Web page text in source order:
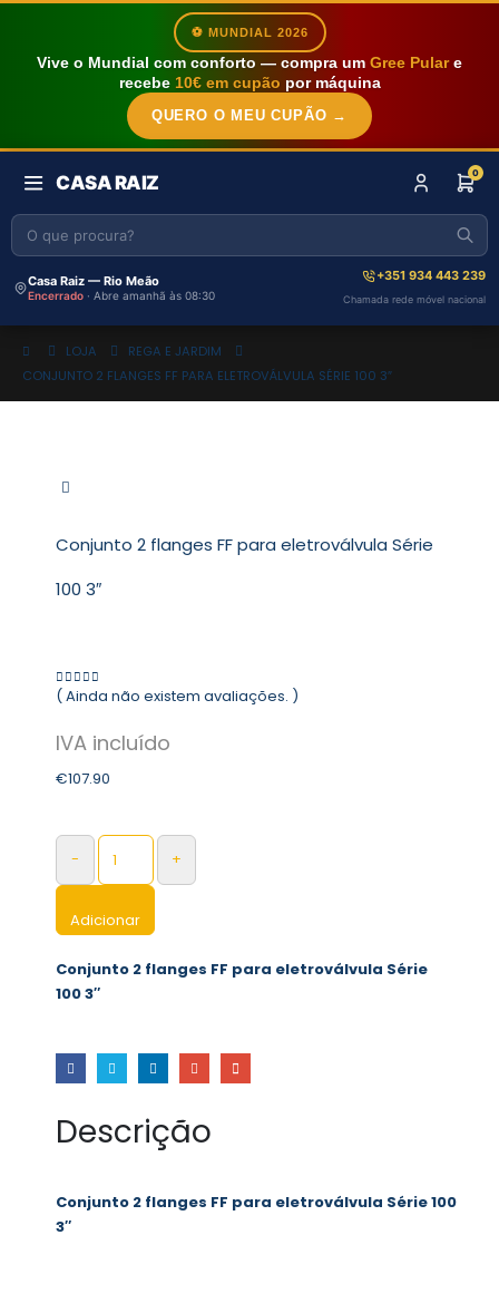
⚽ MUNDIAL 2026
Vive o Mundial com conforto — compra um Gree Pulare
recebe 10€ em cupão por máquina
QUERO O MEU CUPÃO →
CASA RAIZ 0
Casa Raiz — Rio Meão
Encerrado · Abre amanhã às 08:30
+351 934 443 239
Chamada rede móvel nacional
LOJA
REGA E JARDIM
CONJUNTO 2 FLANGES FF PARA ELETROVÁLVULA SÉRIE 100 3″
Conjunto 2 flanges FF para eletroválvula Série
100 3″
0 out of 5
( Ainda não existem avaliações. )
€107.90
- +
Adicionar
Conjunto 2 flanges FF para eletroválvula Série
100 3″
Descrição
Conjunto 2 flanges FF para eletroválvula Série 100
3″